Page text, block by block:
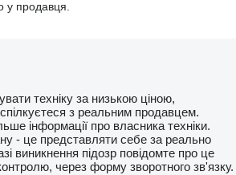
у продавця.
техніку за низькою ціною,
з реальним продавцем.
інформації про власника техніки.
- це представляти себе за реально
виникнення підозр повідомте про це
через форму зворотного зв'язку.